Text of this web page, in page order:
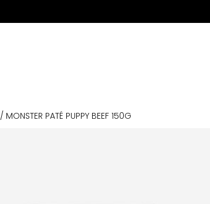
/ MONSTER PATÉ PUPPY BEEF 150G